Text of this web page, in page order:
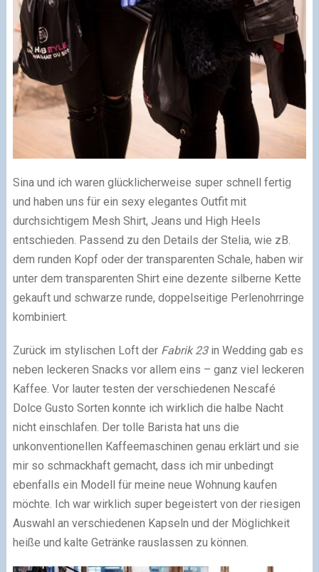
Sina und ich waren glücklicherweise super schnell fertig
und haben uns für ein sexy elegantes Outfit mit
durchsichtigem Mesh Shirt, Jeans und High Heels
entschieden. Passend zu den Details der Stelia, wie zB.
dem runden Kopf oder der transparenten Schale, haben wir
unter dem transparenten Shirt eine dezente silberne Kette
gekauft und schwarze runde, doppelseitige Perlenohrringe
kombiniert.
Zurück im stylischen Loft der Fabrik 23in Wedding gab es
neben leckeren Snacks vor allem eins – ganz viel leckeren
Kaffee. Vor lauter testen der verschiedenen Nescafé
Dolce Gusto Sorten konnte ich wirklich die halbe Nacht
nicht einschlafen. Der tolle Barista hat uns die
unkonventionellen Kaffeemaschinen genau erklärt und sie
mir so schmackhaft gemacht, dass ich mir unbedingt
ebenfalls ein Modell für meine neue Wohnung kaufen
möchte. Ich war wirklich super begeistert von der riesigen
Auswahl an verschiedenen Kapseln und der Möglichkeit
heiße und kalte Getränke rauslassen zu können.